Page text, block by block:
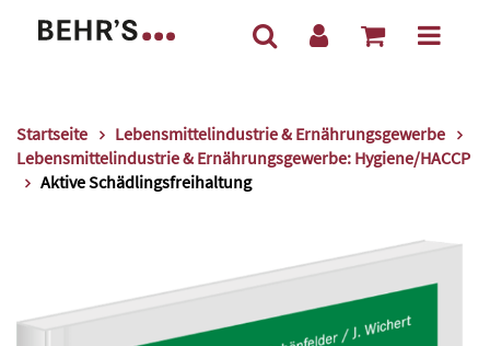
Startseite
Lebensmittelindustrie & Ernährungsgewerbe
Lebensmittelindustrie & Ernährungsgewerbe: Hygiene/HACCP
Aktive Schädlingsfreihaltung